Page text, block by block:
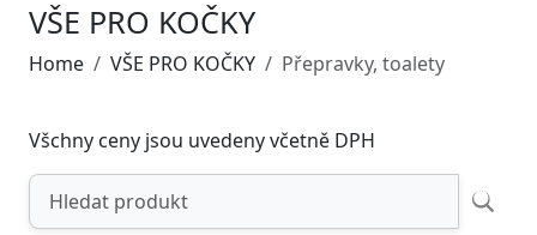
VŠE PRO KOČKY
Home VŠE PRO KOČKY Přepravky, toalety
Všchny ceny jsou uvedeny včetně DPH